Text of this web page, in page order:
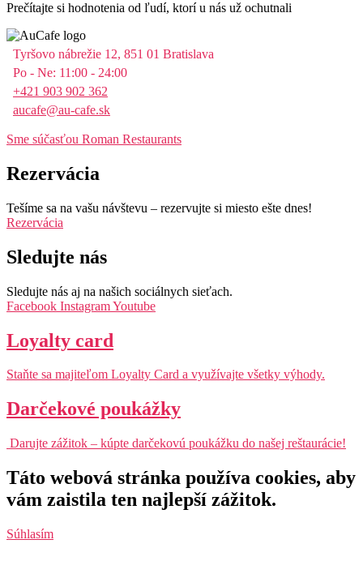
Prečítajte si hodnotenia od ľudí, ktorí u nás už ochutnali
Tyršovo nábrežie 12, 851 01 Bratislava
Po - Ne: 11:00 - 24:00
+421 903 902 362
aucafe@au-cafe.sk
Sme súčasťou Roman Restaurants
Rezervácia
Tešíme sa na vašu návštevu – rezervujte si miesto ešte dnes!
Rezervácia
Sledujte nás
Sledujte nás aj na našich sociálnych sieťach.
Facebook InstagramYoutube
Loyalty card
Staňte sa majiteľom Loyalty Card a využívajte všetky výhody.
Darčekové poukážky
Darujte zážitok – kúpte darčekovú poukážku do našej reštaurácie!
Táto webová stránka používa cookies, aby
vám zaistila ten najlepší zážitok.
Súhlasím